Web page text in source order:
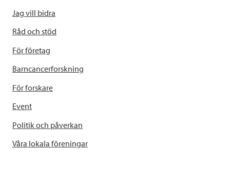
Jag vill bidra
Råd och stöd
För företag
Barncancerforskning
För forskare
Event
Politik och påverkan
Våra lokala föreningar